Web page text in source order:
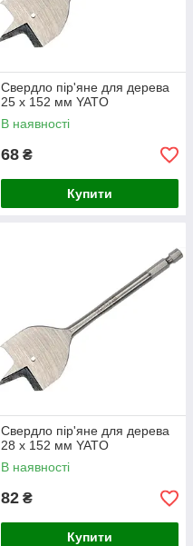
Свердло пір'яне для дерева
25 х 152 мм YATO
В наявності
68 ₴
Купити
Свердло пір'яне для дерева
28 х 152 мм YATO
В наявності
82 ₴
Купити